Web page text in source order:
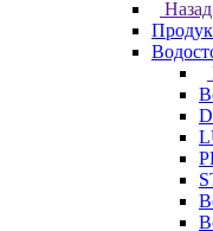
Назад